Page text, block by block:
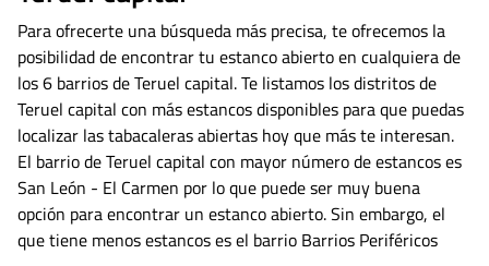
Para ofrecerte una búsqueda más precisa, te ofrecemos la
posibilidad de encontrar tu estanco abierto en cualquiera de
los 6 barrios de Teruel capital. Te listamos los distritos de
Teruel capital con más estancos disponibles para que puedas
localizar las tabacaleras abiertas hoy que más te interesan.
El barrio de Teruel capital con mayor número de estancos es
San León - El Carmen por lo que puede ser muy buena
opción para encontrar un estanco abierto. Sin embargo, el
que tiene menos estancos es el barrio Barrios Periféricos